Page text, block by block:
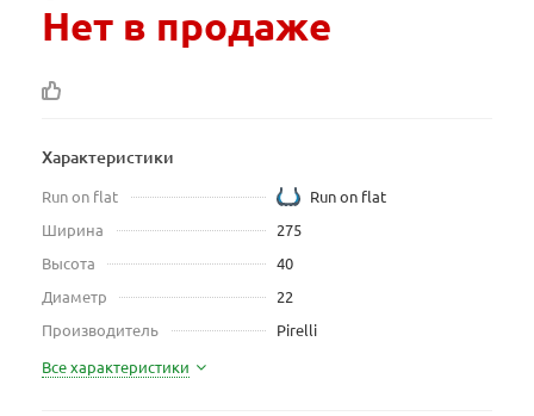
Нет в продаже
Характеристики
Run on flat
Run on flat
Ширина
275
Высота
40
Диаметр
22
Производитель
Pirelli
Все характеристики